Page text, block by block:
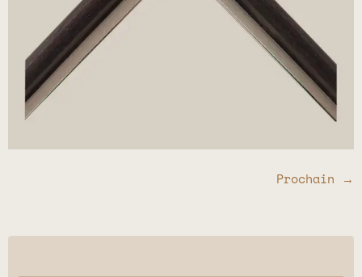
Prochain →